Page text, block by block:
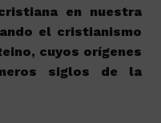
en nuestra
el cristianismo
cuyos orígenes
siglos de la